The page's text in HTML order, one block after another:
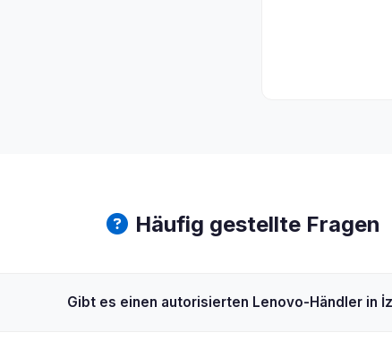
Häufig gestellte Fragen
Gibt es einen autorisierten Lenovo-Händler in